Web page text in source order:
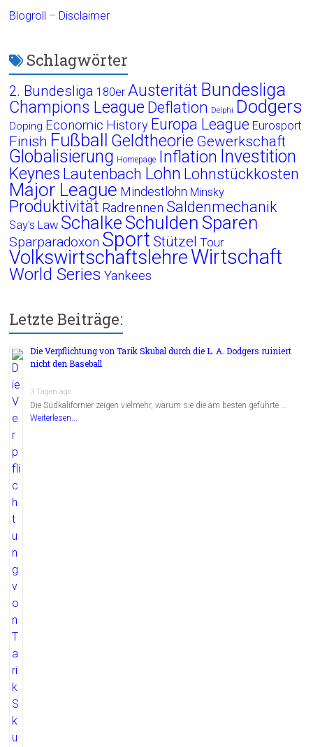
Blogroll – Disclaimer
Schlagwörter
2. Bundesliga 180er Austerität Bundesliga
Champions League Deflation Delphi Dodgers
Doping Economic History Europa League Eurosport
Finish Fußball Geldtheorie Gewerkschaft
Globalisierung Homepage Inflation Investition
Keynes Lautenbach Lohn Lohnstückkosten
Major League Mindestlohn Minsky
Produktivität Radrennen Saldenmechanik
Say's Law Schalke Schulden Sparen
Sparparadoxon Sport Stützel Tour
VolkswirtschaftslehreWirtschaft
World Series Yankees
Letzte Beiträge:
Die Verpflichtung von Tarik Skubal durch die L. A. Dodgers ruiniert
nicht den Baseball
3 Tagen ago
Die Südkalifornier zeigen vielmehr, warum sie die am besten geführte …
Weiterlesen...